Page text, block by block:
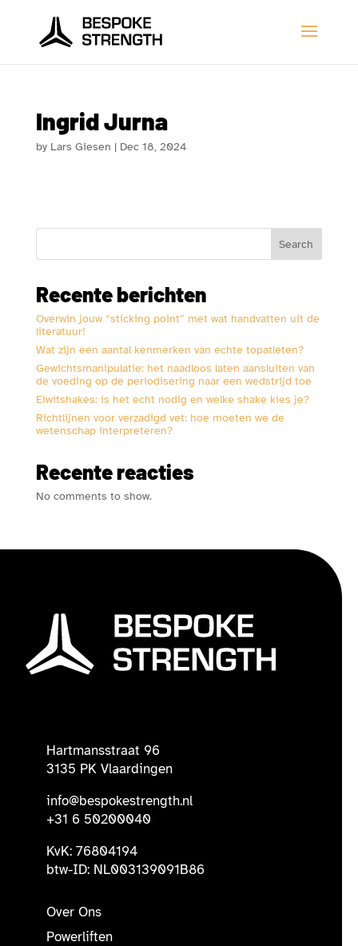
Ingrid Jurna
by Lars Giesen | Dec 18, 2024
Search
Recente berichten
Overwin jouw “sticking point” met wat handvatten uit de
literatuur!
Wat zijn een aantal kenmerken van echte topatleten?
Gewichtsmanipulatie: het naadloos laten aansluiten van
de voeding op de periodisering naar een wedstrijd toe
Eiwitshakes: is het echt nodig en welke shake kies je?
Richtlijnen voor verzadigd vet: hoe moeten we de
wetenschap interpreteren?
Recente reacties
No comments to show.
Hartmansstraat 96
3135 PK Vlaardingen
info@bespokestrength.nl
+31 6 50200040
KvK: 76804194
btw-ID: NL003139091B86
Over Ons
Powerliften